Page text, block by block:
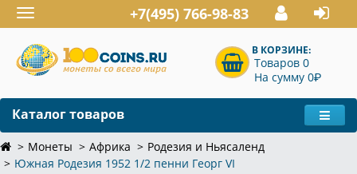
Toggle
navigation
+7(495) 766-98-83
В КОРЗИНЕ:
Товаров 0
На сумму 0P
Каталог товаров
Монеты Африка
Родезия и Ньясаленд
Южная Родезия 1952 1/2 пенни Георг VI